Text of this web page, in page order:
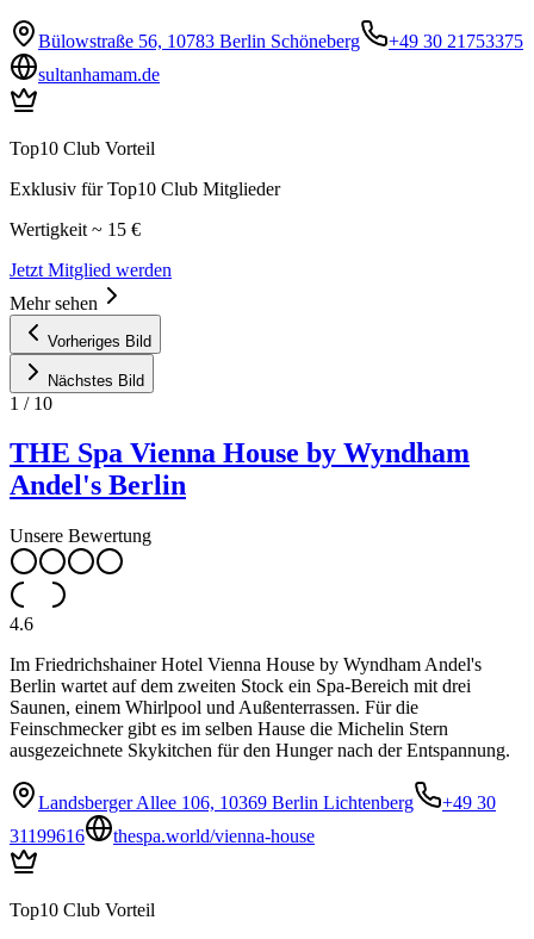
Bülowstraße 56, 10783 Berlin Schöneberg
+49 30 21753375
sultanhamam.de
Top10 Club Vorteil
Exklusiv für Top10 Club Mitglieder
Wertigkeit ~ 15 €
Jetzt Mitglied werden
Mehr sehen
Vorheriges Bild
Nächstes Bild
1 / 10
THE Spa Vienna House by Wyndham
Andel's Berlin
Unsere Bewertung
4.6
Im Friedrichshainer Hotel Vienna House by Wyndham Andel's
Berlin wartet auf dem zweiten Stock ein Spa-Bereich mit drei
Saunen, einem Whirlpool und Außenterrassen. Für die
Feinschmecker gibt es im selben Hause die Michelin Stern
ausgezeichnete Skykitchen für den Hunger nach der Entspannung.
Landsberger Allee 106, 10369 Berlin Lichtenberg
+49 30
31199616
thespa.world/vienna-house
Top10 Club Vorteil